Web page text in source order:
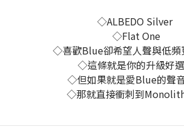
◇ALBEDO Silver
◇Flat One
◇喜歡Blue卻希望人聲與低頻
◇這條就是你的升級好
◇但如果就是愛Blue的聲
◇那就直接衝刺到Monolith